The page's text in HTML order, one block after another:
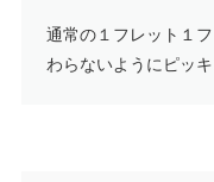
通常の１フレット１
わらないようにピッ